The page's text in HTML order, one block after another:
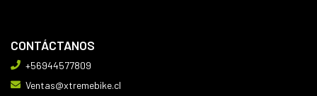
CONTÁCTANOS
+56944577809
Ventas@xtremebike.cl